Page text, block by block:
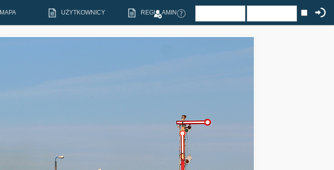
MAPA UŻYTKOWNICY REGULAMIN